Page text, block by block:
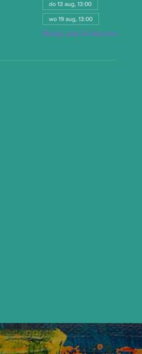
do 13 aug, 13:00
wo 19 aug, 13:00
Bekijk alle 24 datums